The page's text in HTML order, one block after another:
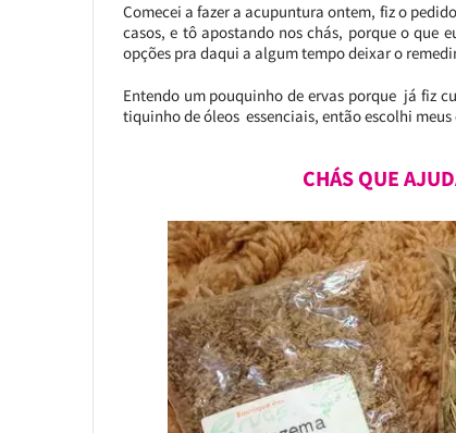
Comecei a fazer a acupuntura ontem, fiz o
casos, e tô apostando nos chás, porque o que
opções pra daqui a algum tempo deixar o
Entendo um pouquinho de ervas porque já fiz
tiquinho de óleos essenciais, então escolhi
CHÁS QUE